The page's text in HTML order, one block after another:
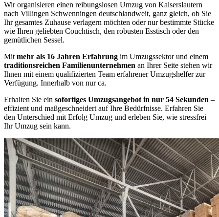
Wir organisieren einen reibungslosen Umzug von Kaiserslautern
nach Villingen Schwenningen deutschlandweit, ganz gleich, ob Sie
Ihr gesamtes Zuhause verlagern möchten oder nur bestimmte Stücke
wie Ihren geliebten Couchtisch, den robusten Esstisch oder den
gemütlichen Sessel.
Mit mehr als 16 Jahren Erfahrung im Umzugssektor und einem
traditionsreichen Familienunternehmen an Ihrer Seite stehen wir
Ihnen mit einem qualifizierten Team erfahrener Umzugshelfer zur
Verfügung. Innerhalb von nur ca.
Erhalten Sie ein sofortiges Umzugsangebot in nur 54 Sekunden –
effizient und maßgeschneidert auf Ihre Bedürfnisse. Erfahren Sie
den Unterschied mit Erfolg Umzug und erleben Sie, wie stressfrei
Ihr Umzug sein kann.